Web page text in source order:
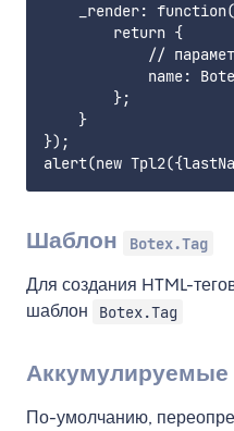
_render:
        return {
//
name:
        };
    }
});
Шаблон Botex.Tag
Для создания HTML-
шаблон
Botex.Tag
По-умолчанию,